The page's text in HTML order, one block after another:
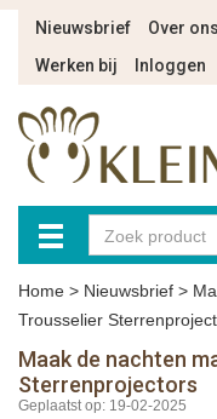
Nieuwsbrief Over ons
Werken bij
Inloggen
Home > Nieuwsbrief >
Trousselier
Maak de nachten
Sterrenprojectors
Geplaatst op: 19-02-2025